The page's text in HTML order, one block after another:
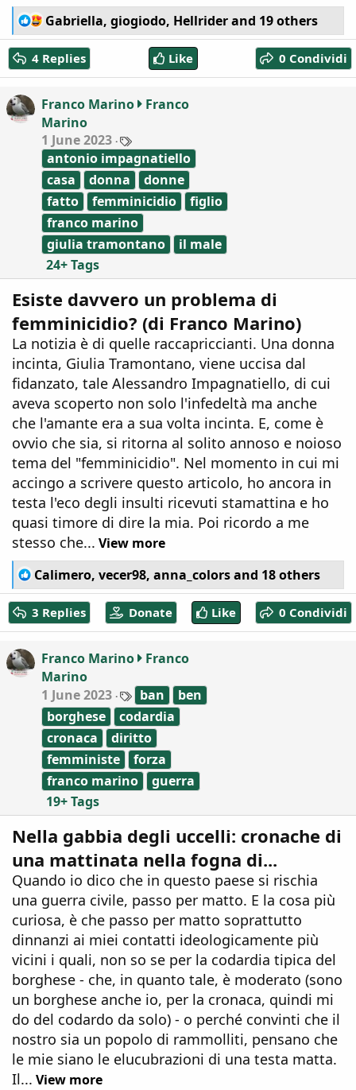
R
e
a
c
t
o
n
s
Gabriella, giogiodo, Hellriderand 19 others
4 Replies Like 0 Condividi
Franco Marino
Franco
Marino
1 June 2023
a
g
s
antonio impagnatiello
casa
donna
donne
fatto
femminicidio
figlio
franco marino
giulia tramontano
il male
24+ Tags
Esiste davvero un problema di
femminicidio? (di Franco Marino)
La notizia è di quelle raccapriccianti. Una donna
incinta, Giulia Tramontano, viene uccisa dal
fidanzato, tale Alessandro Impagnatiello, di cui
aveva scoperto non solo l'infedeltà ma anche
che l'amante era a sua volta incinta. E, come è
ovvio che sia, si ritorna al solito annoso e noioso
tema del "femminicidio". Nel momento in cui mi
accingo a scrivere questo articolo, ho ancora in
testa l'eco degli insulti ricevuti stamattina e ho
quasi timore di dire la mia. Poi ricordo a me
stesso che... View more
R
e
a
c
t
o
Calimero, vecer98, anna_colorsand 18 others
3 Replies Donate Like 0 Condividi
Franco Marino
Franco
Marino
1 June 2023
T
a
g
s
ban
ben
borghese
codardia
cronaca
diritto
femministe
forza
franco marino
guerra
19+ Tags
Nella gabbia degli uccelli: cronache di
una mattinata nella fogna di...
Quando io dico che in questo paese si rischia
una guerra civile, passo per matto. E la cosa più
curiosa, è che passo per matto soprattutto
dinnanzi ai miei contatti ideologicamente più
vicini i quali, non so se per la codardia tipica del
borghese - che, in quanto tale, è moderato (sono
un borghese anche io, per la cronaca, quindi mi
do del codardo da solo) - o perché convinti che il
nostro sia un popolo di rammolliti, pensano che
le mie siano le elucubrazioni di una testa matta.
Il... View more